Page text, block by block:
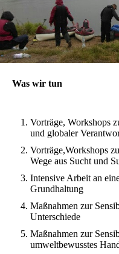
Was wir tun
Vorträge, Workshops
und globaler
Vorträge,Workshops
Wege aus Sucht und
Intensive Arbeit an
Grundhaltung
Maßnahmen zur
Unterschiede
Maßnahmen zur
umweltbewusstes